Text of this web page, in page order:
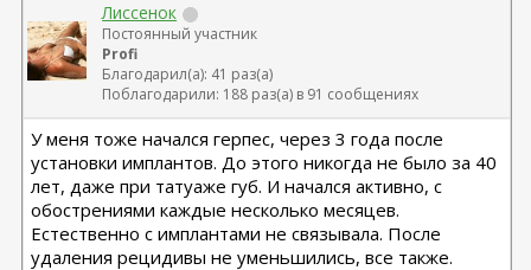
Лиссенок
Постоянный участник
Profi
Благодарил(а): 41 раз(а)
Поблагодарили: 188 раз(а) в 91 сообщениях
У меня тоже начался герпес, через 3 года после
установки имплантов. До этого никогда не было за 40
лет, даже при татуаже губ. И начался активно, с
обострениями каждые несколько месяцев.
Естественно с имплантами не связывала. После
удаления рецидивы не уменьшились, все также.